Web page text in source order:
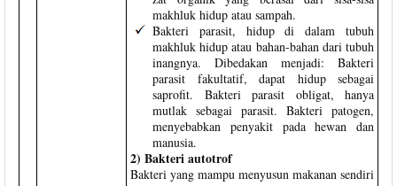
makhluk hidup atau sampah.
Bakteri parasit, hidup di dalam tubuh
makhluk hidup atau bahan-bahan dari tubuh
inangnya. Dibedakan menjadi: Bakteri
parasit fakultatif, dapat hidup sebagai
saprofit. Bakteri parasit obligat, hanya
mutlak sebagai parasit. Bakteri patogen,
menyebabkan penyakit pada hewan dan
manusia.
2) Bakteri autotrof
Bakteri yang mampu menyusun makanan sendiri